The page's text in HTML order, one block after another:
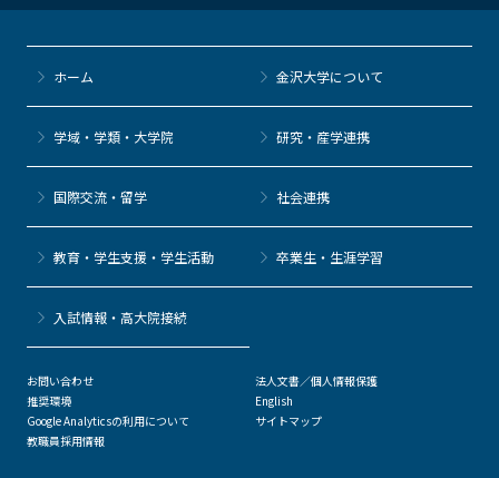
ホーム 金沢大学について
学域・学類・大学院 研究・産学連携
国際交流・留学 社会連携
教育・学生支援・学生活動 卒業生・生涯学習
⼊試情報・高大院接続
お問い合わせ
推奨環境
Google Analyticsの利用について
教職員採用情報
法人文書／個人情報保護
English
サイトマップ